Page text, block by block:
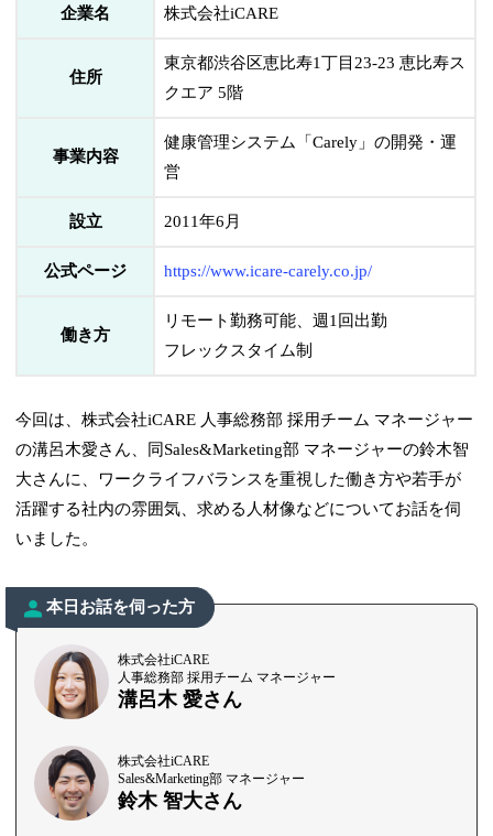
企業名 株式会社iCARE
住所
東京都渋谷区恵比寿1丁目23-23 恵比寿ス
クエア 5階
事業内容
健康管理システム「Carely」の開発・運
営
設立 2011年6月
公式ページ https://www.icare-carely.co.jp/
働き方
リモート勤務可能、週1回出勤
フレックスタイム制
今回は、株式会社iCARE 人事総務部 採用チーム マネージャー
の溝呂木愛さん、同Sales&Marketing部 マネージャーの鈴木智
大さんに、ワークライフバランスを重視した働き方や若手が
活躍する社内の雰囲気、求める人材像などについてお話を伺
いました。
本日お話を伺った方
株式会社iCARE
人事総務部 採用チーム マネージャー
溝呂木 愛さん
株式会社iCARE
Sales&Marketing部 マネージャー
鈴木 智大さん